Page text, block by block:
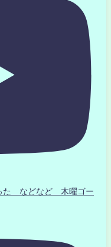
た などなど 木曜ゴー